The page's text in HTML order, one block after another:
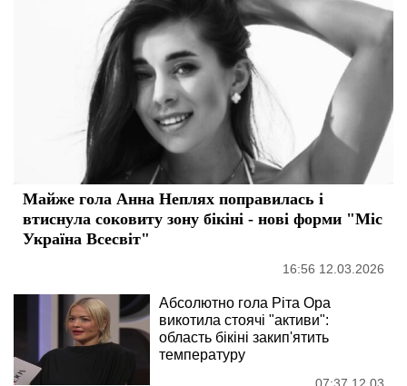
Майже гола Анна Неплях поправилась і
втиснула соковиту зону бікіні - нові форми "Міс
Україна Всесвіт"
16:56 12.03.2026
Абсолютно гола Ріта Ора
викотила стоячі "активи":
область бікіні закип'ятить
температуру